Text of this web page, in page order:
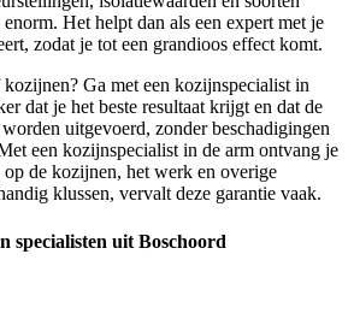
Het helpt dan als een expert met je
zodat je tot een grandioos effect komt.
Ga met een kozijnspecialist in
dat je het beste resultaat krijgt en dat de
uitgevoerd, zonder beschadigingen
een kozijnspecialist in de arm ontvang je
de kozijnen, het werk en overige
klussen, vervalt deze garantie vaak.
specialisten uit Boschoord